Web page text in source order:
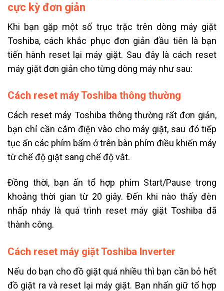
cực kỳ đơn giản
Khi bạn gặp một số trục trặc trên dòng máy giặt
Toshiba, cách khắc phục đơn giản đầu tiên là bạn
tiến hành reset lại máy giặt. Sau đây là cách reset
máy giặt đơn giản cho từng dòng máy như sau:
Cách reset máy Toshiba thông thường
Cách reset máy Toshiba thông thường rất đơn giản,
bạn chỉ cần cắm điện vào cho máy giặt, sau đó tiếp
tục ấn các phím bấm ở trên bàn phím điều khiển máy
từ chế độ giặt sang chế độ vắt.
Đồng thời, bạn ấn tổ hợp phím Start/Pause trong
khoảng thời gian từ 20 giây. Đến khi nào thấy đèn
nhấp nháy là quá trình reset máy giặt Toshiba đã
thành công.
Cách reset máy giặt Toshiba Inverter
Nếu do bạn cho đồ giặt quá nhiều thì bạn cần bỏ hết
đồ giặt ra và reset lại máy giặt. Bạn nhấn giữ tổ hợp